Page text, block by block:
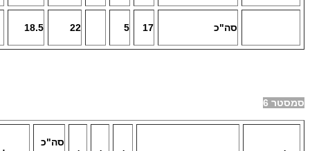
סה"כ 17
5
22
18.5
סמסטר 6
סה"כ